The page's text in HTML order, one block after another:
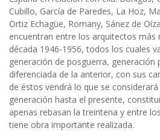
Cubillo, García de Paredes, La Hoz,
Ortiz Echagüe, Romany, Sánez de
encuentran entre los arquitectos más
década 1946-1956, todos los cuales
generación de posguerra, generación
diferenciada de la anterior, con sus
de éstos vendrá lo que se
generación hasta el presente,
apenas rebasan la treintena y entre
tiene obra importante realizada.